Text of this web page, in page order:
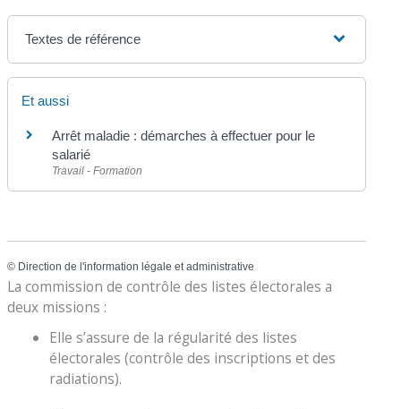
Textes de référence
Et aussi
Arrêt maladie : démarches à effectuer pour le
salarié
Travail - Formation
© Direction de l'information légale et administrative
La commission de contrôle des listes électorales a
deux missions :
Elle s’assure de la régularité des listes
électorales (contrôle des inscriptions et des
radiations).